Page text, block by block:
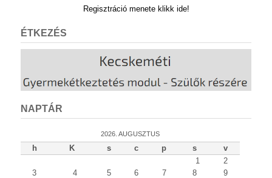
Regisztráció menete klikk ide!
ÉTKEZÉS
NAPTÁR
2026. AUGUSZTUS
h K s c p s
v
1
2
3
4 5 6 7 8
9